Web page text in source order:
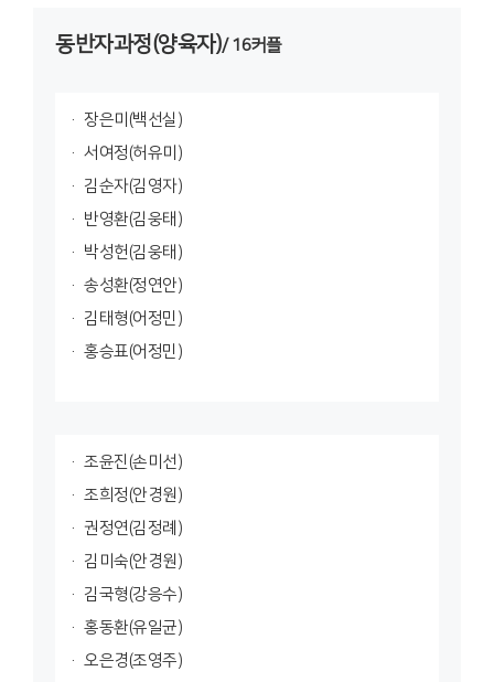
동반자과정(양육자)/ 16커플
장은미(백선실)
서여정(허유미)
김순자(김영자)
반영환(김웅태)
박성헌(김웅태)
송성환(정연안)
김태형(어정민)
홍승표(어정민)
조윤진(손미선)
조희정(안경원)
권정연(김정례)
김미숙(안경원)
김국형(강응수)
홍동환(유일균)
오은경(조영주)